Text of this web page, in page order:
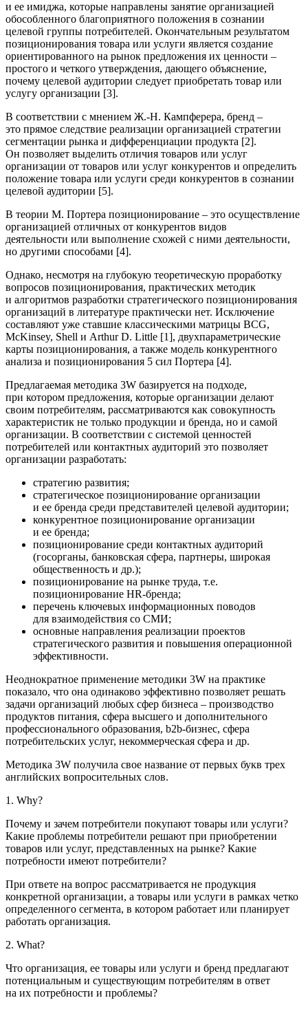
и ее имиджа, которые направлены занятие организацией
обособленного благоприятного положения в сознании
целевой группы потребителей. Окончательным результатом
позиционирования товара или услуги является создание
ориентированного на рынок предложения их ценности –
простого и четкого утверждения, дающего объяснение,
почему целевой аудитории следует приобретать товар или
услугу организации [3].
В соответствии с мнением Ж.-Н. Кампферера, бренд –
это прямое следствие реализации организацией стратегии
сегментации рынка и дифференциации продукта [2].
Он позволяет выделить отличия товаров или услуг
организации от товаров или услуг конкурентов и определить
положение товара или услуги среди конкурентов в сознании
целевой аудитории [5].
В теории М. Портера позиционирование – это осуществление
организацией отличных от конкурентов видов
деятельности или выполнение схожей с ними деятельности,
но другими способами [4].
Однако, несмотря на глубокую теоретическую проработку
вопросов позиционирования, практических методик
и алгоритмов разработки стратегического позиционирования
организаций в литературе практически нет. Исключение
составляют уже ставшие классическими матрицы BCG,
McKinsey, Shell и Arthur D. Little [1], двухпараметрические
карты позиционирования, а также модель конкурентного
анализа и позиционирования 5 сил Портера [4].
Предлагаемая методика 3W базируется на подходе,
при котором предложения, которые организации делают
своим потребителям, рассматриваются как совокупность
характеристик не только продукции и бренда, но и самой
организации. В соответствии с системой ценностей
потребителей или контактных аудиторий это позволяет
организации разработать:
стратегию развития;
стратегическое позиционирование организации
и ее бренда среди представителей целевой аудитории;
конкурентное позиционирование организации
и ее бренда;
позиционирование среди контактных аудиторий
(госорганы, банковская сфера, партнеры, широкая
общественность и др.);
позиционирование на рынке труда, т.е.
позиционирование HR-бренда;
перечень ключевых информационных поводов
для взаимодействия со СМИ;
основные направления реализации проектов
стратегического развития и повышения операционной
эффективности.
Неоднократное применение методики 3W на практике
показало, что она одинаково эффективно позволяет решать
задачи организаций любых сфер бизнеса – производство
продуктов питания, сфера высшего и дополнительного
профессионального образования, b2b-бизнес, сфера
потребительских услуг, некоммерческая сфера и др.
Методика 3W получила свое название от первых букв трех
английских вопросительных слов.
1. Why?
Почему и зачем потребители покупают товары или услуги?
Какие проблемы потребители решают при приобретении
товаров или услуг, представленных на рынке? Какие
потребности имеют потребители?
При ответе на вопрос рассматривается не продукция
конкретной организации, а товары или услуги в рамках четко
определенного сегмента, в котором работает или планирует
работать организация.
2. What?
Что организация, ее товары или услуги и бренд предлагают
потенциальным и существующим потребителям в ответ
на их потребности и проблемы?